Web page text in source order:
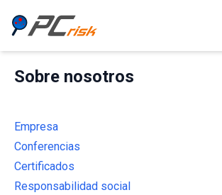
Sobre nosotros
Empresa
Conferencias
Certificados
Responsabilidad social